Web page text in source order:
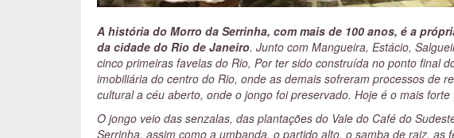
A história do Morro da Serrinha, com mais de 100 anos, é a
da cidade do Rio de Janeiro. Junto com Mangueira, Estácio,
cinco primeiras favelas do Rio, Por ter sido construída no ponto final
imobiliária do centro do Rio, onde as demais sofreram processos de
cultural a céu aberto, onde o jongo foi preservado. Hoje é o mais
O jongo veio das senzalas, das plantações do Vale do Café do
Serrinha, assim como a umbanda, o partido alto, o samba de raiz, as